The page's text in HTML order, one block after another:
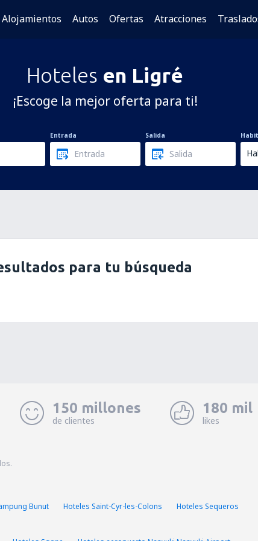
Alojamientos Autos Ofertas Atracciones
Hoteles en Ligré
¡Escoge la mejor oferta para ti!
Entrada Salida
para tu búsqueda
150 millones
de clientes
180 mil
likes
Bunut Hoteles Saint-Cyr-les-Colons
Hoteles Sequeros